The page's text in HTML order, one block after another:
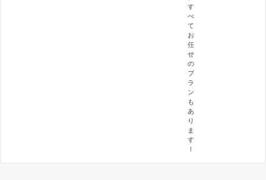
す
べ
て
お
任
せ
の
プ
ラ
ン
も
あ
り
ま
す
！